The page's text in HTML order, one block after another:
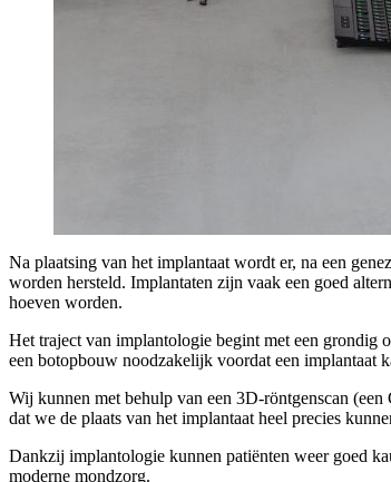
Na plaatsing van het implantaat wordt er, na een
worden hersteld. Implantaten zijn vaak een goed
hoeven worden.
Het traject van implantologie begint met een grondig
een botopbouw noodzakelijk voordat een implantaat
Wij kunnen met behulp van een 3D-röntgenscan
dat we de plaats van het implantaat heel precies
Dankzij implantologie kunnen patiënten weer goed
moderne mondzorg.